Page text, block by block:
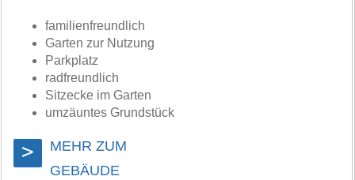
familienfreundlich
Garten zur Nutzung
Parkplatz
radfreundlich
Sitzecke im Garten
umzäuntes Grundstück
>
MEHR ZUM
GEBÄUDE